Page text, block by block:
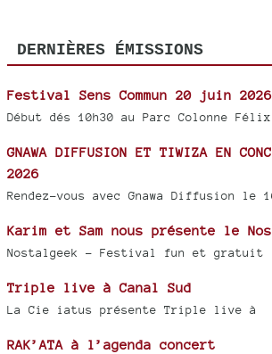
DERNIÈRES ÉMISSIONS
Festival Sens Commun 20 juin 2026
Début dés 10h30 au Parc Colonne Félix
GNAWA DIFFUSION ET TIWIZA EN
2026
Rendez-vous avec Gnawa Diffusion le
Karim et Sam nous présente le
Nostalgeek - Festival fun et gratuit
Triple live à Canal Sud
La Cie iatus présente Triple live à
RAK’ATA à l’agenda concert